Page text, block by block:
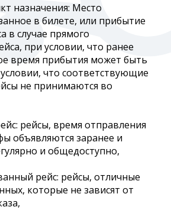
назначения: Место
в билете, или прибытие
в случае прямого
при условии, что ранее
время прибытия может быть
что соответствующие
не принимаются во
рейсы, время отправления
объявляются заранее и
и общедоступно,
рейс: рейсы, отличные
которые не зависят от